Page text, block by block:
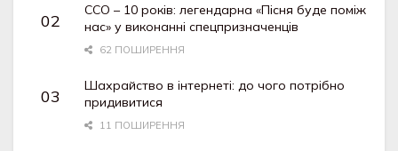
ССО – 10 років: легендарна «Пісня буде поміж
нас» у виконанні спецпризначенців
62 ПОШИРЕННЯ
Шахрайство в інтернеті: до чого потрібно
придивитися
11 ПОШИРЕННЯ